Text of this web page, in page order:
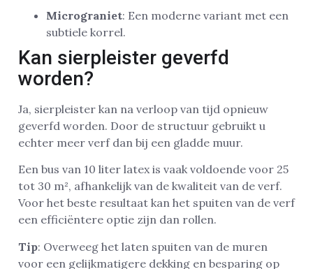
Micrograniet: Een moderne variant met een
subtiele korrel.
Kan sierpleister geverfd
worden?
Ja, sierpleister kan na verloop van tijd opnieuw
geverfd worden. Door de structuur gebruikt u
echter meer verf dan bij een gladde muur.
Een bus van 10 liter latex is vaak voldoende voor 25
tot 30 m², afhankelijk van de kwaliteit van de verf.
Voor het beste resultaat kan het spuiten van de verf
een efficiëntere optie zijn dan rollen.
Tip: Overweeg het laten spuiten van de muren
voor een gelijkmatigere dekking en besparing op